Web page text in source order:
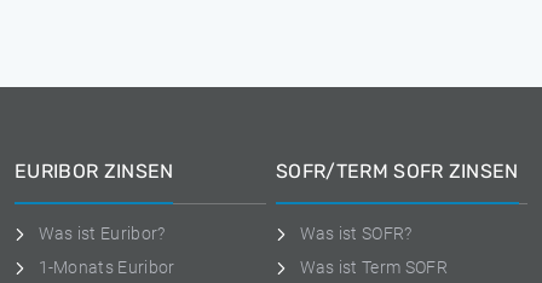
EURIBOR ZINSEN
Was ist Euribor?
1-Monats Euribor
SOFR/TERM SOFR ZINSEN
Was ist SOFR?
Was ist Term SOFR